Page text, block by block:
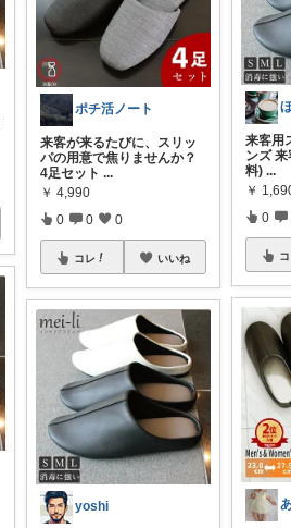
ポチ活ノート
来客が来るたびに、スリッ
パの用意で焦りませんか？
4足セット ...
￥ 4,990
0 0 0
コレ いいね
yoshi
来客用
ンズ
料) ...
￥
0